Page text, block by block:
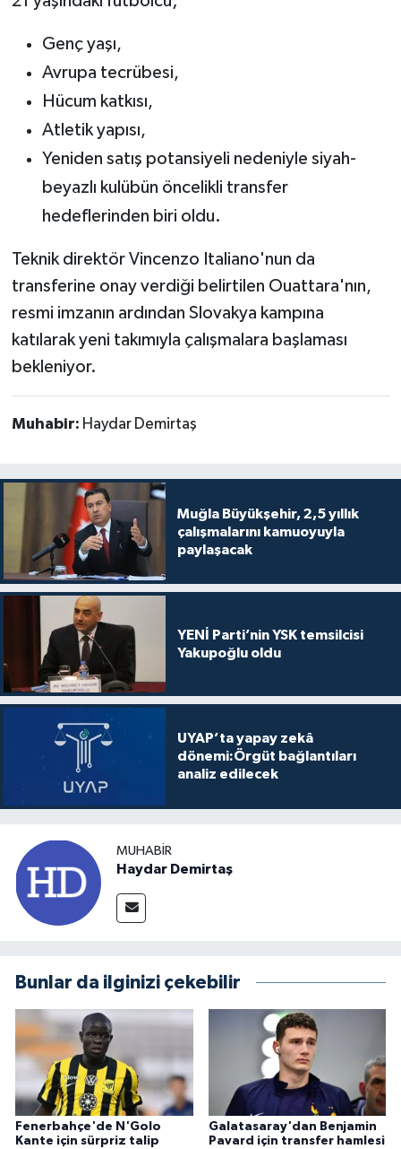
Genç yaşı,
Avrupa tecrübesi,
Hücum katkısı,
Atletik yapısı,
Yeniden satış potansiyeli nedeniyle siyah-
beyazlı kulübün öncelikli transfer
hedeflerinden biri oldu.
Teknik direktör Vincenzo Italiano'nun da
transferine onay verdiği belirtilen Ouattara'nın,
resmi imzanın ardından Slovakya kampına
katılarak yeni takımıyla çalışmalara başlaması
bekleniyor.
Muhabir: Haydar Demirtaş
Muğla Büyükşehir, 2,5 yıllık
çalışmalarını kamuoyuyla
paylaşacak
YENİ Parti’nin YSK temsilcisi
Yakupoğlu oldu
UYAP’ta yapay zekâ
dönemi:Örgüt bağlantıları
analiz edilecek
MUHABIR
Haydar Demirtaş
Bunlar da ilginizi çekebilir
Fenerbahçe'de N'Golo
Kante için sürpriz talip
Galatasaray'dan Benjamin
Pavard için transfer hamlesi